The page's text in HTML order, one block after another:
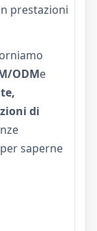
prestazioni
ODMe
di
saperne